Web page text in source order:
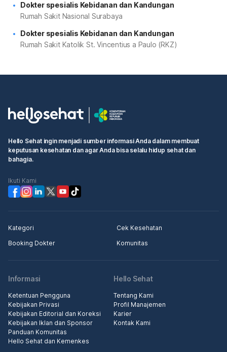
Dokter spesialis Kebidanan dan Kandungan
Rumah Sakit Nasional Surabaya
Dokter spesialis Kebidanan dan Kandungan
Rumah Sakit Katolik St. Vincentius a Paulo (RKZ)
Hello Sehat ingin menjadi sumber informasi Anda dalam membuat
keputusan kesehatan dan agar Anda bisa selalu hidup sehat dan
bahagia.
Ikuti Kami
Kategori
Cek Kesehatan
Booking Dokter
Komunitas
Informasi
Ketentuan Pengguna
Kebijakan Privasi
Kebijakan Editorial dan Koreksi
Kebijakan Iklan dan Sponsor
Panduan Komunitas
Hello Sehat dan Kemenkes
Hello Sehat
Tentang Kami
Profil Manajemen
Karier
Kontak Kami